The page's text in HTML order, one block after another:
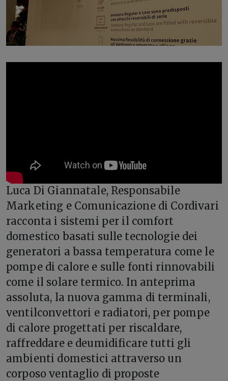
Luca Di Giannatale, Responsabile
Marketing e Comunicazione di Cordivari
racconta i sistemi per il comfort
domestico basati sulle tecnologie dei
generatori a bassa temperatura come le
pompe di calore e sulle fonti rinnovabili
come il solare termico. In anteprima
assoluta, la nuova gamma di terminali,
ventilconvettori e radiatori, per pompe
di calore progettati per riscaldare,
raffreddare e deumidificare tutti gli
ambienti domestici attraverso un
corposo ventaglio di proposte